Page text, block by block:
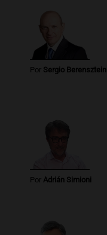
Por Sergio Berensztein
Por Adrián Simioni